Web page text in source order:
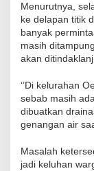
Menurutnya,
ke delapan titik
banyak
masih
akan
‘’Di kelurahan
sebab masih
dibuatkan
genangan air
Masalah
jadi keluhan